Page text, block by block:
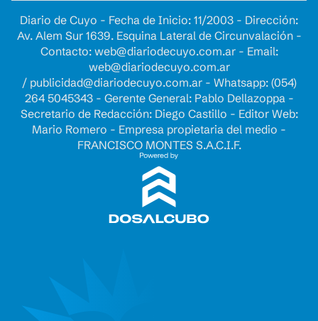
Diario de Cuyo - Fecha de Inicio: 11/2003 - Dirección:
Av. Alem Sur 1639. Esquina Lateral de Circunvalación -
Contacto: web@diariodecuyo.com.ar- Email:
web@diariodecuyo.com.ar
/ publicidad@diariodecuyo.com.ar- Whatsapp: (054)
264 5045343 - Gerente General: Pablo Dellazoppa -
Secretario de Redacción: Diego Castillo - Editor Web:
Mario Romero - Empresa propietaria del medio -
FRANCISCO MONTES S.A.C.I.F.